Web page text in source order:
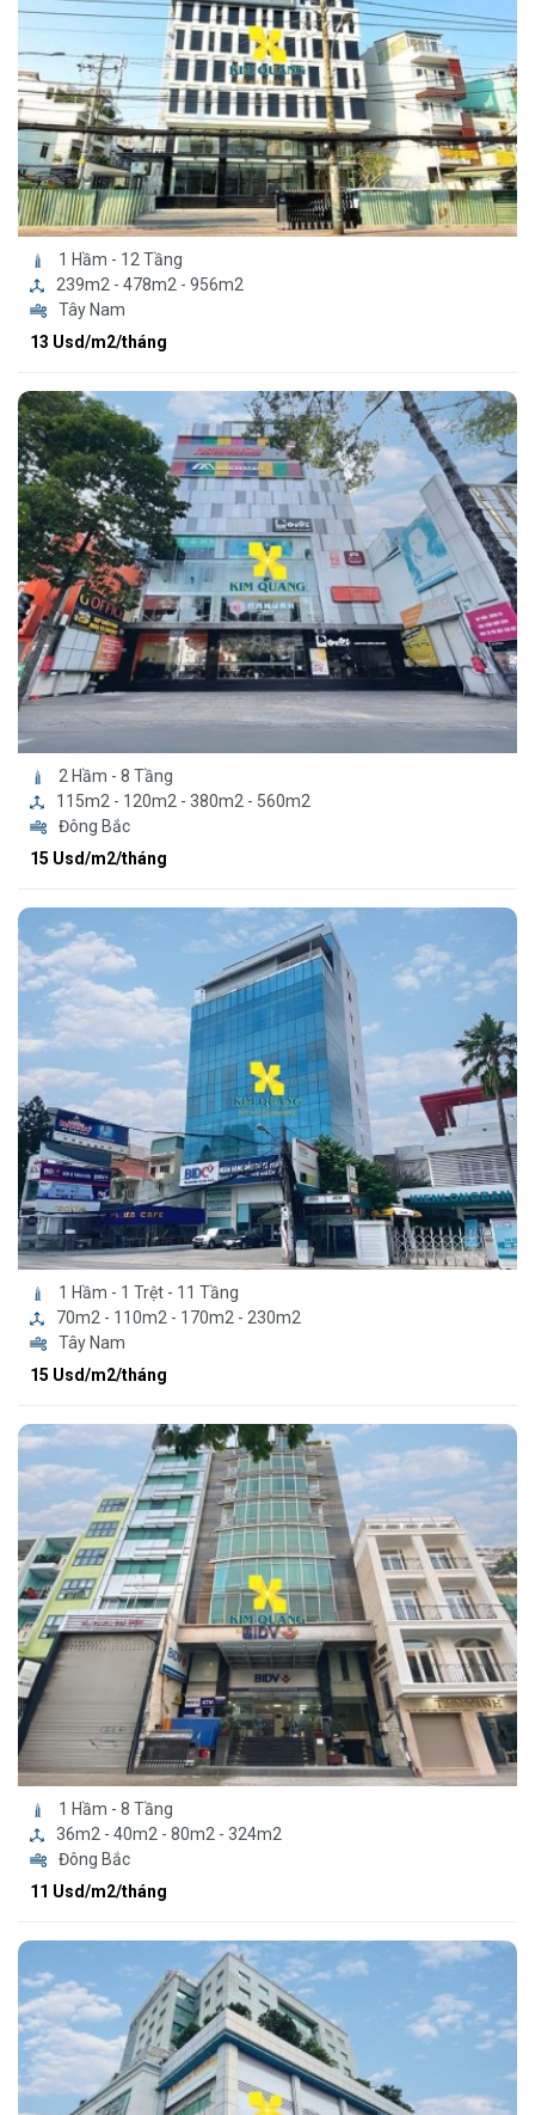
1 Hầm - 12 Tầng
239m2 - 478m2 - 956m2
Tây Nam
13 Usd/m2/tháng
2 Hầm - 8 Tầng
115m2 - 120m2 - 380m2 - 560m2
Đông Bắc
15 Usd/m2/tháng
1 Hầm - 1 Trệt - 11 Tầng
70m2 - 110m2 - 170m2 - 230m2
Tây Nam
15 Usd/m2/tháng
1 Hầm - 8 Tầng
36m2 - 40m2 - 80m2 - 324m2
Đông Bắc
11 Usd/m2/tháng